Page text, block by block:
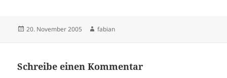
Veröffentlicht
20. November 2005 Autor
fabian
Schreibe einen Kommentar